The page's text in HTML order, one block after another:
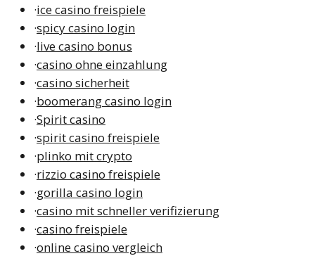
·ice casino freispiele
·spicy casino login
·live casino bonus
·casino ohne einzahlung
·casino sicherheit
·boomerang casino login
·Spirit casino
·spirit casino freispiele
·plinko mit crypto
·rizzio casino freispiele
·gorilla casino login
·casino mit schneller verifizierung
·casino freispiele
·online casino vergleich